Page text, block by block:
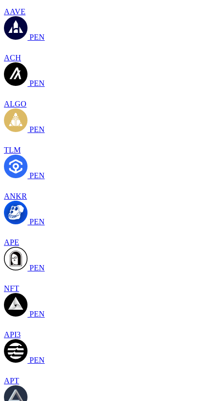
AAVE
PEN
ACH
PEN
ALGO
PEN
TLM
PEN
ANKR
PEN
APE
PEN
NFT
PEN
API3
PEN
APT